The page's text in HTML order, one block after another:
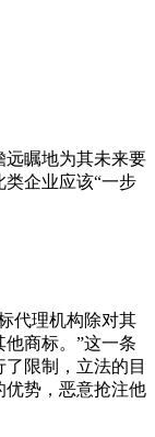
远瞩地为其未来要
企业应该“一步
代理机构除对其
商标。”这一条
限制，立法的目
优势，恶意抢注他